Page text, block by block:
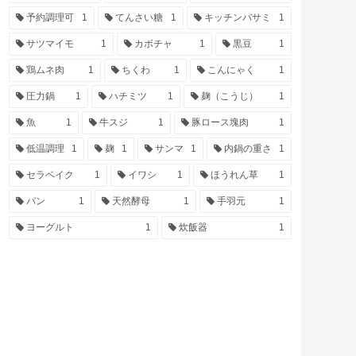
予約調理可 1 てんさい糖 1 キッチンバサミ 1
サツマイモ 1 カボチャ 1 黒豆 1
鶏ムネ肉 1 ちくわ 1 こんにゃく 1
圧力鍋 1 ハチミツ 1 麹（こうじ） 1
魚 1 牛スジ 1 豚ロース塊肉 1
低温調理 1 麹 1 サンマ 1 内鍋の重さ 1
セラベイク 1 イワシ 1 ほうれん草 1
パン 1 天然酵母 1 手羽元 1
ヨーグルト 1 炊飯器 1